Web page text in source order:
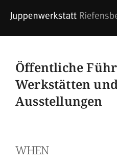
Öffentliche
Werkstätten
Ausstellungen
WHEN